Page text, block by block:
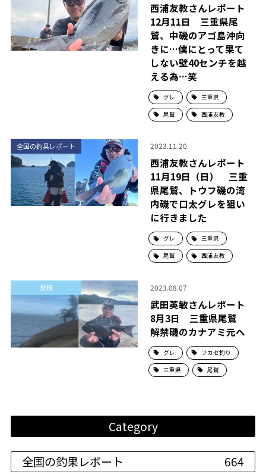
Category
全国の釣果レポート 664
西浦友教さんレポート
12月11日 三重県尾
鷲、中磯のアゴ島沖向
きに…僕にとって果て
しない壁40センチを越
える為…笑
グレ 三重県
尾鷲 西浦友教
全国の釣果レポート 2023.11.20
西浦友教さんレポート
11月19日（日） 三重
県尾鷲、トウフ磯の湾
内磯で口太グレを狙い
に行きました
グレ 三重県
尾鷲 西浦友教
投稿 2023.08.07
武田英敏さんレポート
8月3日 三重県尾鷲
解禁磯のカナアミ元へ
グレ フカセ釣り
三重県 尾鷲